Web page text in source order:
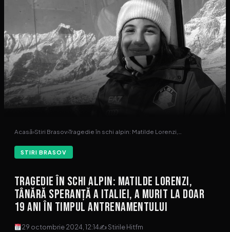
Acasă›Stiri Brasov›Tragedie în schi alpin: Matilde Lorenzi,…
STIRI BRASOV
Tragedie în schi alpin: Matilde Lorenzi,
tânără speranță a Italiei, a murit la doar
19 ani în timpul antrenamentului
29 octombrie 2024, 12:14✍ Stirile Hitfm